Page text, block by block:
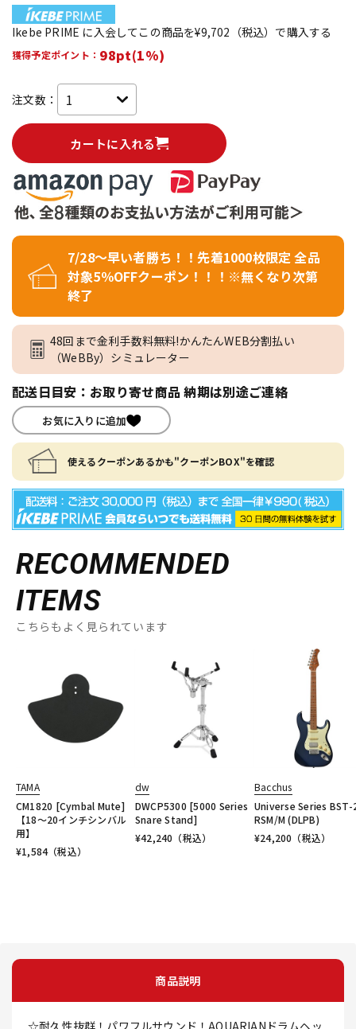
Ikebe PRIME に入会してこの商品を¥9,702（税込）で購入する
獲得予定ポイント： 98pt(1%)
注文数：
カートに入れる
7/28～早い者勝ち！！先着1000枚限定 全品
対象5％OFFクーポン！！！※無くなり次第
終了
48回まで金利手数料無料!かんたんWEB分割払い
（WeBBy）シミュレーター
配送日目安：お取り寄せ商品 納期は別途ご連絡
お気に入りに追加
使えるクーポンあるかも"クーポンBOX"を確認
RECOMMENDED
ITEMS
こちらもよく見られています
TAMA
CM1820 [Cymbal Mute]
【18～20インチシンバル
用】
¥1,584（税込）
dw
DWCP5300 [5000 Series
Snare Stand]
¥42,240 （税込）
Bacchus
Universe Series BST-
RSM/M (DLPB)
¥24,200 （税込）
商品説明
☆耐久性抜群！パワフルサウンド！AQUARIANドラムヘッ